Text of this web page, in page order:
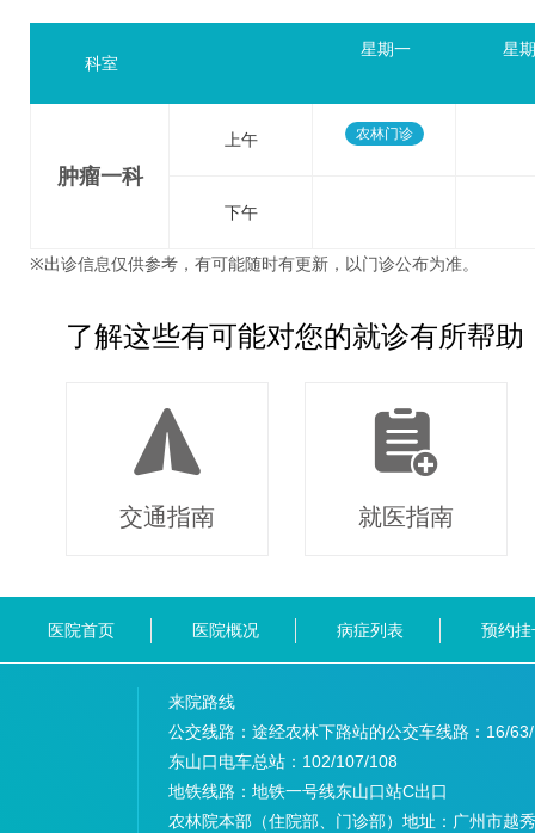
科室
星期一 星
肿瘤一科
上午 农林门诊
下午
※出诊信息仅供参考，有可能随时有更新，以门诊公布为准。
了解这些有可能对您的就诊有所帮助
交通指南 就医指南
医院首页 医院概况 病症列表 预约挂
来院路线
公交线路：途经农林下路站的公交车线路： 16/
东山口电车总站： 102/107/108
地铁线路： 地铁一号线东山口站C出口
农林院本部（住院部、门诊部）地址： 广州市越